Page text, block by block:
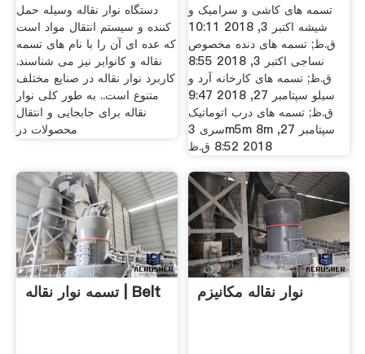
دستگاه نوار نقاله وسیله حمل
کننده و سیستم انتقال مواد است
که عده ای آن را با نام های تسمه
نقاله و کانوایر نیز می شناسند.
کاربرد نوار نقاله در صنایع مختلف
متنوع است.. به طور کلی نوار
نقاله برای جابجایی و انتقال
محصولات در
تسمه های کاشی و سرامیک و
شیشه اکتبر 3, 2018 10:11
ق.ظ; تسمه های دنده مخصوص
نساجی اکتبر 3, 2018 8:55
ق.ظ; تسمه های کارخانه آرد و
سیلو سپتامبر 27, 2018 9:47
ق.ظ; تسمه های درب اتوماتیک
سری 3m5m 8m سپتامبر 27,
2018 8:52 ق.ظ
تسمه نوار نقاله | Belt نوار نقاله مکانیزم